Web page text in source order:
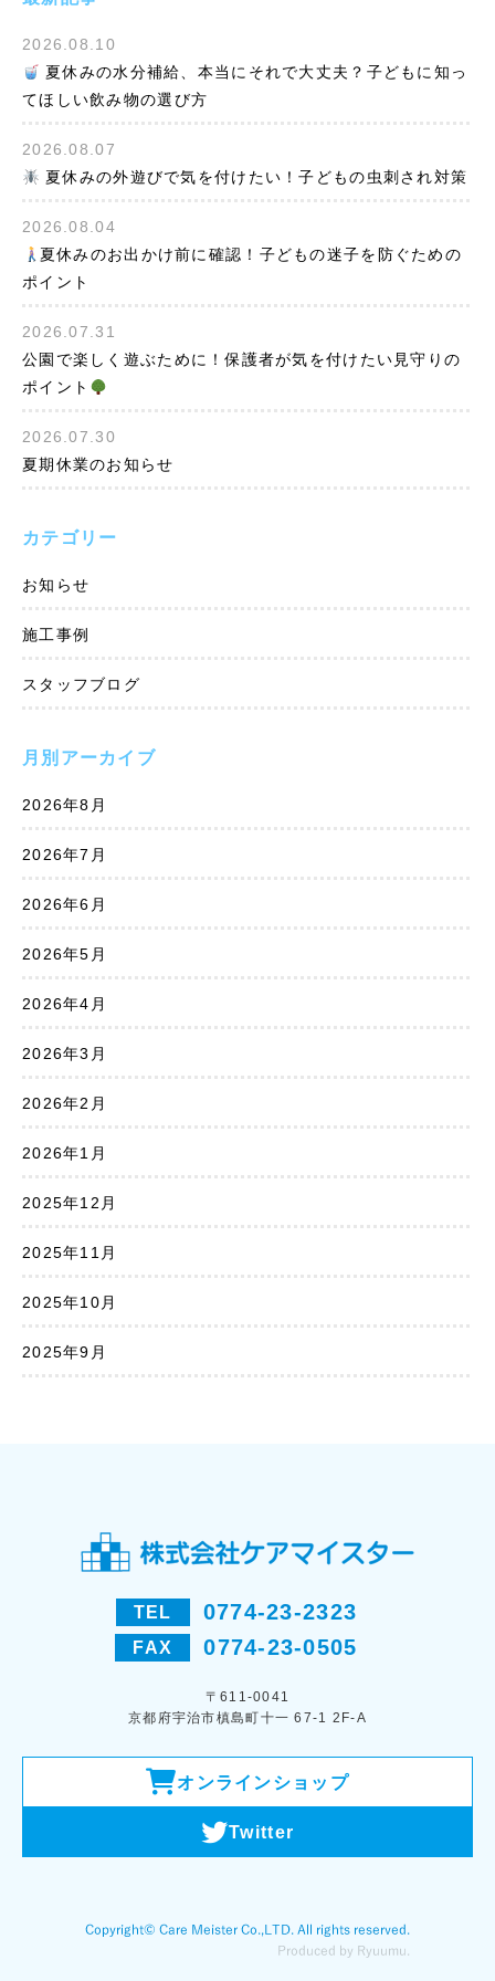
2026.08.10
夏休みの水分補給、本当にそれで大丈夫？子どもに知っ
てほしい飲み物の選び方
2026.08.07
夏休みの外遊びで気を付けたい！子どもの虫刺され対策
2026.08.04
夏休みのお出かけ前に確認！子どもの迷子を防ぐための
ポイント
2026.07.31
公園で楽しく遊ぶために！保護者が気を付けたい見守りの
ポイント
2026.07.30
夏期休業のお知らせ
カテゴリー
お知らせ
施工事例
スタッフブログ
月別アーカイブ
2026年8月
2026年7月
2026年6月
2026年5月
2026年4月
2026年3月
2026年2月
2026年1月
2025年12月
2025年11月
2025年10月
2025年9月
TEL 0774-23-2323
FAX 0774-23-0505
〒611-0041
京都府宇治市槙島町十一 67-1 2F-A
オンラインショップ
Twitter